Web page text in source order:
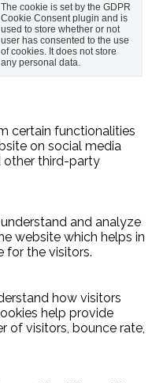
The cookie is set by the GDPR
Cookie Consent plugin and is
used to store whether or not
user has consented to the use
of cookies. It does not store
any personal data.
certain functionalities
on social media
other third-party
and analyze
website which helps in
for the visitors.
how visitors
help provide
of visitors, bounce rate,